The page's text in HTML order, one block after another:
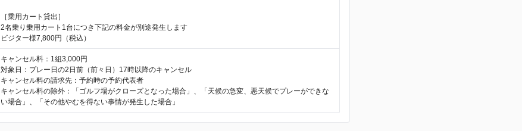
［乗用カート貸出］
2名乗り乗用カート1台につき下記の料金が別途発生します
ビジター様7,800円（税込）
キャンセル料：1組3,000円
対象日：プレー日の2日前（前々日）17時以降のキャンセル
キャンセル料の請求先：予約時の予約代表者
キャンセル料の除外：「ゴルフ場がクローズとなった場合」、「天候の急変、悪天候でプレーができな
い場合」、「その他やむを得ない事情が発生した場合」